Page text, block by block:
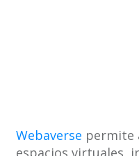
Webaverse permite
espacios virtuales,